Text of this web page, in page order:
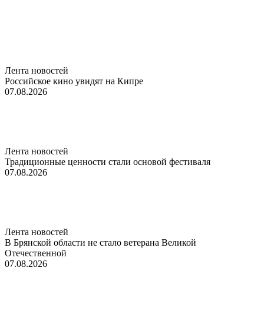
Лента новостей
Российское кино увидят на Кипре
07.08.2026
Лента новостей
Традиционные ценности стали основой фестиваля
07.08.2026
Лента новостей
В Брянской области не стало ветерана Великой
Отечественной
07.08.2026